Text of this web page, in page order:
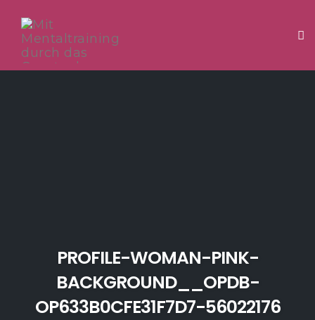
PROFILE-WOMAN-PINK-
BACKGROUND__OPDB-
OP633B0CFE31F7D7-56022176